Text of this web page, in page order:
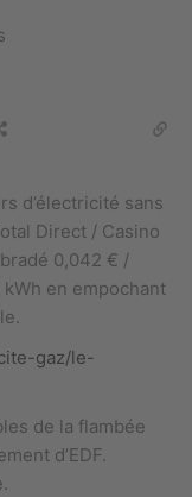
d’électricité sans
Direct / Casino
0,042 € /
en empochant
gaz/le-
de la flambée
d’EDF.